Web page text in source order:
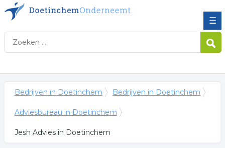
☰
Bedrijven in Doetinchem Bedrijven in Doetinchem
Adviesbureau in Doetinchem
Jesh Advies in Doetinchem